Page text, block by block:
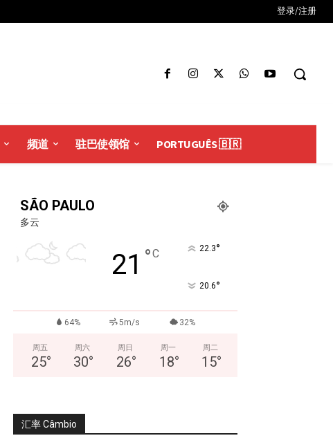
登录/注册
频道 驻巴使领馆 PORTUGUÊS 🇧🇷
SÃO PAULO
多云
21 °C 22.3°
20.6°
64% 5m/s 32%
周五
25°
周六
30°
周日
26°
周一
18°
周二
15°
汇率 Câmbio